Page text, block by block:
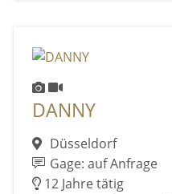
DANNY
Düsseldorf
Gage: auf Anfrage
12 Jahre tätig